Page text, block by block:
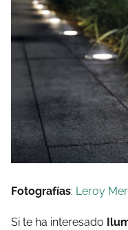
Fotografías: Leroy
Si te ha interesado